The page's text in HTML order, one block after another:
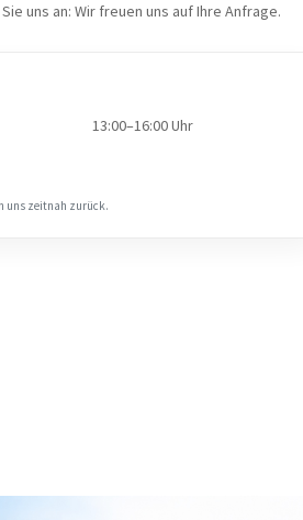
uns an: Wir freuen uns auf Ihre Anfrage.
13:00–16:00 Uhr
uns zeitnah zurück.